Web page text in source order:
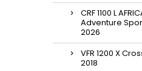
CRF 1100 L
Adventure
2026
VFR 1200 X
2018